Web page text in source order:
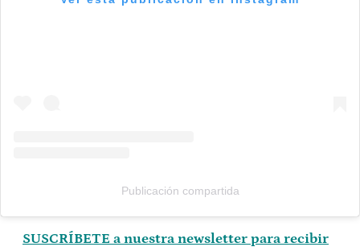
Publicación compartida
SUSCRÍBETE a nuestra newsletter para recibir